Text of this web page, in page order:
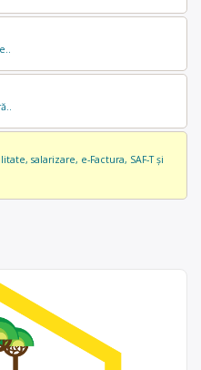
salarizare, e-Factura, SAF-T și